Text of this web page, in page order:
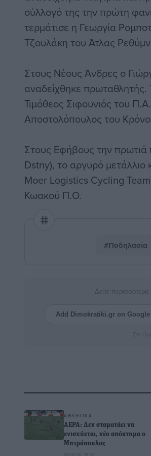
σύλλογό της την πρώτη
τερμάτισε η Γεωργία
Τζουλάκη του Άτλας
Στους Νέους Άνδρες ο
αναδείχθηκε
Τιμόθεος Σιφουνιός του
Αποστολόπουλος του
Στους Εφήβους την
Dstny), το αργυρό
Moer Logistics Cycling
Κωακού Π.Ο.
#Ποδηλασία
Δείτε
Add Dimokratiki.gr on
ΑΘΛΗΤΙΚΆ
ΑΕΡΑ: Δεν σταματάει να
ενισχύεται, νέο απόκτημα ο
Μητρόπουλος